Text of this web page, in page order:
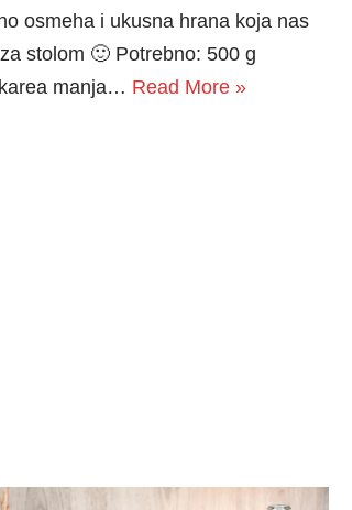
osmeha i ukusna hrana koja nas
stolom 🙂 Potrebno: 500 g
manja… Read More »